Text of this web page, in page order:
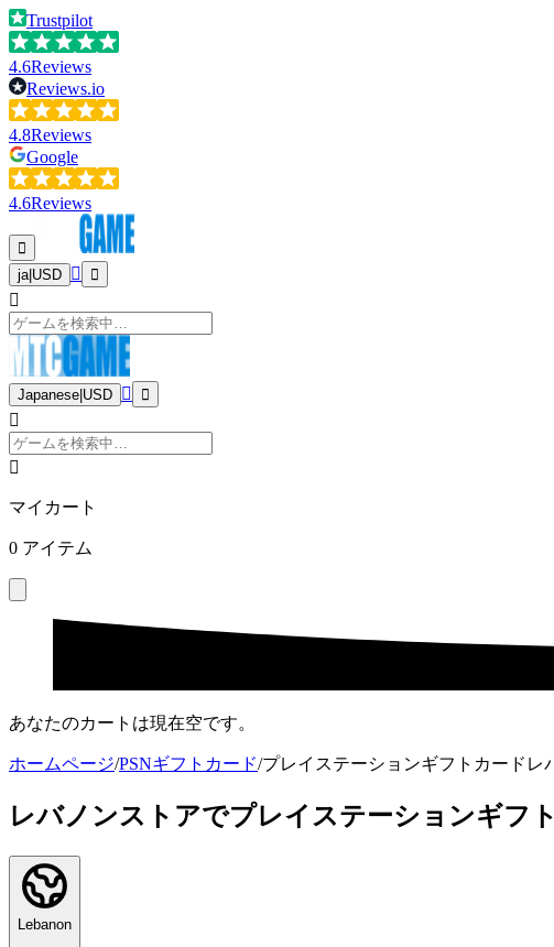
Trustpilot
4.6Reviews
Reviews.io
4.8Reviews
Google
4.6Reviews
ja| USD
Japanese USD
マイカート
0 アイテム
あなたのカートは現在空です。
ホームページ/PSNギフトカード/プレイステーションギフトカードレ
レバノンストアでプレイステーションギフ
Lebanon